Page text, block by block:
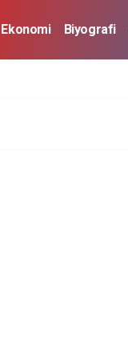
Ekonomi Biyografi